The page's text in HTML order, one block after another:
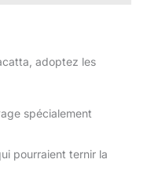
adoptez les
spécialement
pourraient ternir la